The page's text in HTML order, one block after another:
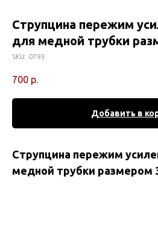
Струпцина пережим
для медной трубки
SKU: 0793
700 р.
Добавить в
Струпцина пережим
медной трубки размером